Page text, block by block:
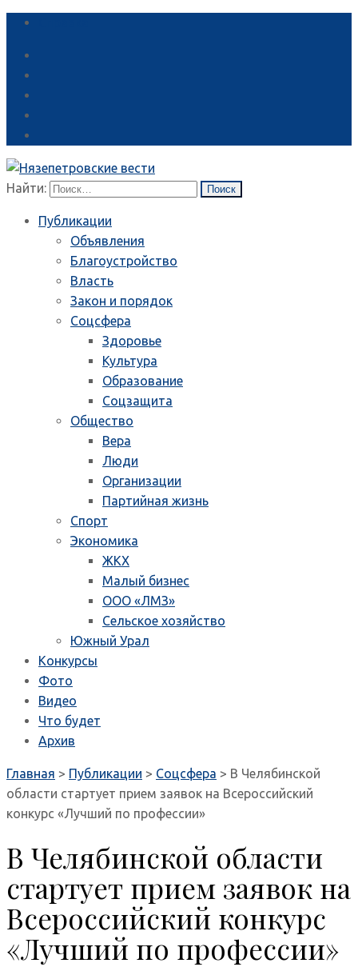
Найти:
Публикации
Объявления
Благоустройство
Власть
Закон и порядок
Соцсфера
Здоровье
Культура
Образование
Соцзащита
Общество
Вера
Люди
Организации
Партийная жизнь
Спорт
Экономика
ЖКХ
Малый бизнес
ООО «ЛМЗ»
Сельское хозяйство
Южный Урал
Конкурсы
Фото
Видео
Что будет
Архив
Главная > Публикации > Соцсфера > В Челябинской
области стартует прием заявок на Всероссийский
конкурс «Лучший по профессии»
В Челябинской области
стартует прием заявок на
Всероссийский конкурс
«Лучший по профессии»